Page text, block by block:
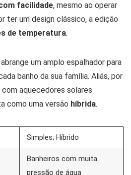
facilidade, mesmo ao operar
ter um design clássico, a edição
de temperatura.
um amplo espalhador para
banho da sua família. Aliás, por
aquecedores solares
como uma versão híbrida.
Simples; Híbrido
Banheiros com muita
pressão de água